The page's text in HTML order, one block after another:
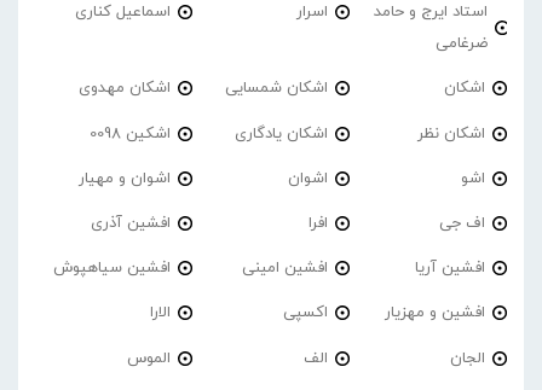
استاد ایرج و حامد
ضرغامی
اسرار اسماعیل کناری
اشکان اشکان شمسایی اشکان مهدوی
اشکان نظر اشکان یادگاری اشکین 0098
اشو اشوان اشوان و مهیار
اف جی افرا افشین آذری
افشین آریا افشین امینی افشین سیاهپوش
افشین و مهزیار اکسپی الارا
الجان الف الموس